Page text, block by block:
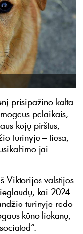
prisipažino kalta
palaikais,
kojų pirštus,
turinyje – tiesa,
jai
Viktorijos valstijos
kai 2024
turinyje rado
kūno liekanų,